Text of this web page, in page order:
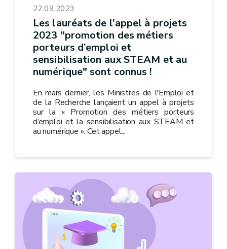
22.09.2023
Les lauréats de l’appel à projets
2023 "promotion des métiers
porteurs d’emploi et
sensibilisation aux STEAM et au
numérique" sont connus !
En mars dernier, les Ministres de l'Emploi et
de la Recherche lançaient un appel à projets
sur la « Promotion des métiers porteurs
d’emploi et la sensibilisation aux STEAM et
au numérique ». Cet appel...